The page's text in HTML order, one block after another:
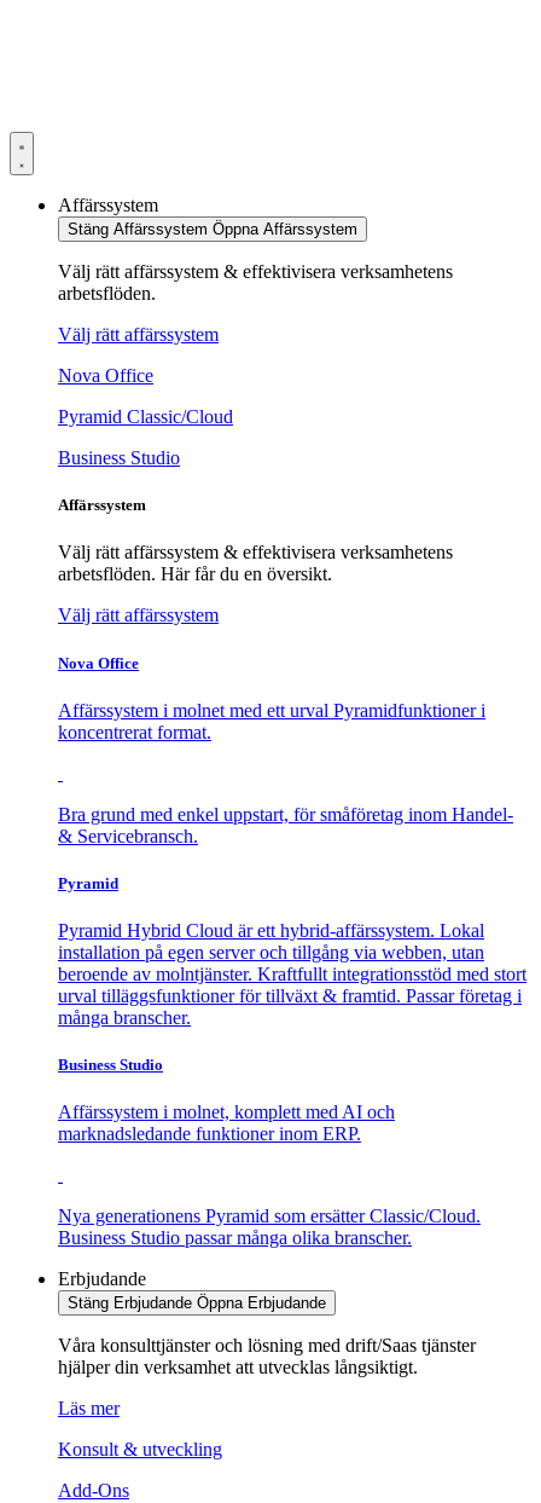
Affärssystem
Stäng Affärssystem Öppna Affärssystem
Välj rätt affärssystem & effektivisera verksamhetens
arbetsflöden.
Välj rätt affärssystem
Nova Office
Pyramid Classic/Cloud
Business Studio
Affärssystem
Välj rätt affärssystem & effektivisera verksamhetens
arbetsflöden. Här får du en översikt.
Välj rätt affärssystem
Nova Office
Affärssystem i molnet med ett urval Pyramidfunktioner i
koncentrerat format.
Bra grund med enkel uppstart, för småföretag inom Handel-
& Servicebransch.
Pyramid
Pyramid Hybrid Cloud är ett hybrid-affärssystem. Lokal
installation på egen server och tillgång via webben, utan
beroende av molntjänster. Kraftfullt integrationsstöd med stort
urval tilläggsfunktioner för tillväxt & framtid. Passar företag i
många branscher.
Business Studio
Affärssystem i molnet, komplett med AI och
marknadsledande funktioner inom ERP.
Nya generationens Pyramid som ersätter Classic/Cloud.
Business Studio passar många olika branscher.
Erbjudande
Stäng Erbjudande Öppna Erbjudande
Våra konsulttjänster och lösning med drift/Saas tjänster
hjälper din verksamhet att utvecklas långsiktigt.
Läs mer
Konsult & utveckling
Add-Ons